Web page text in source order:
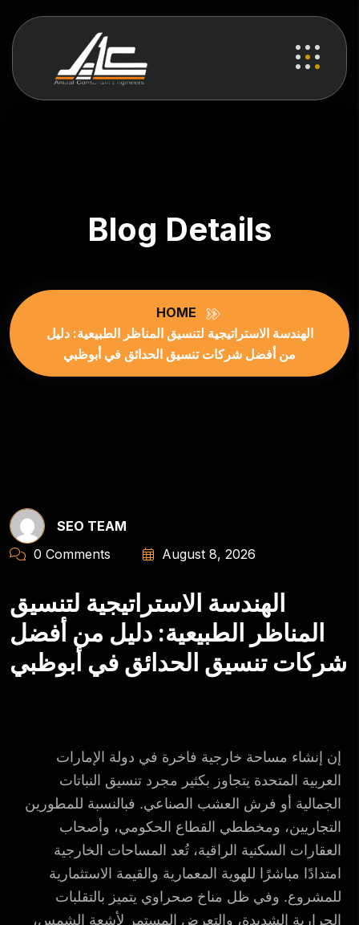
Blog Details
HOME
الهندسة الاستراتيجية لتنسيق المناظر الطبيعية: دليل
من أفضل شركات تنسيق الحدائق في أبوظبي
SEO TEAM
0 Comments
August 8, 2026
الهندسة الاستراتيجية لتنسيق
المناظر الطبيعية: دليل من أفضل
شركات تنسيق الحدائق في أبوظبي
إن إنشاء مساحة خارجية فاخرة في دولة الإمارات
العربية المتحدة يتجاوز بكثير مجرد تنسيق النباتات
الجمالية أو فرش العشب الصناعي. فبالنسبة للمطورين
التجاريين، ومخططي القطاع الحكومي، وأصحاب
العقارات السكنية الراقية، تُعد المساحات الخارجية
امتدادًا مباشرًا للهوية المعمارية والقيمة الاستثمارية
للمشروع. وفي ظل مناخ صحراوي يتميز بالتقلبات
الحرارية الشديدة، والتعرض المستمر لأشعة الشمس،